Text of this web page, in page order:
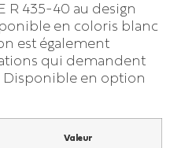
R 435-40 au design
en coloris blanc
est également
qui demandent
Disponible en option
Valeur